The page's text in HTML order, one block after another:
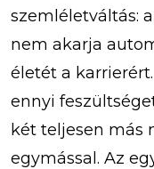
szemléletváltás:
nem akarja
életét a
ennyi
két teljesen más
egymással. Az